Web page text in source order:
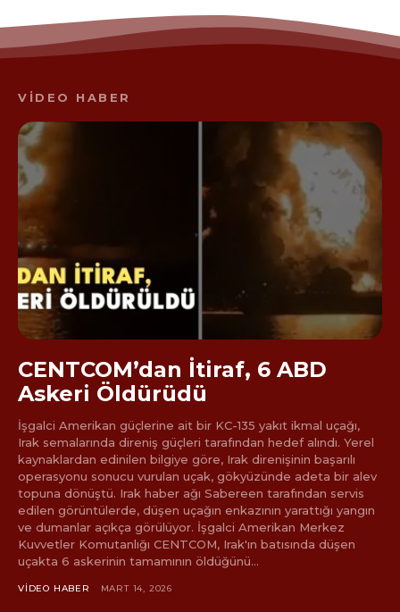
VİDEO HABER
CENTCOM’dan İtiraf, 6 ABD
Askeri Öldürüdü
İşgalci Amerikan güçlerine ait bir KC-135 yakıt ikmal uçağı,
Irak semalarında direniş güçleri tarafından hedef alındı. Yerel
kaynaklardan edinilen bilgiye göre, Irak direnişinin başarılı
operasyonu sonucu vurulan uçak, gökyüzünde adeta bir alev
topuna dönüştü. Irak haber ağı Sabereen tarafından servis
edilen görüntülerde, düşen uçağın enkazının yarattığı yangın
ve dumanlar açıkça görülüyor. İşgalci Amerikan Merkez
Kuvvetler Komutanlığı CENTCOM, Irak'ın batısında düşen
uçakta 6 askerinin tamamının öldüğünü...
VIDEO HABER MART 14, 2026